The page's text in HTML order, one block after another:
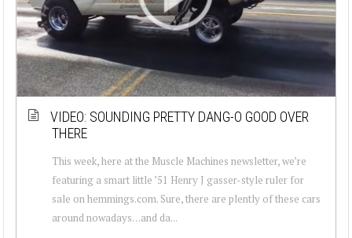
VIDEO: SOUNDING PRETTY DANG-O GOOD OVER
THERE
This week, here at the Muscle Machines newsletter, we’re
featuring a smart little ’51 Henry J gasser-style ruler for
sale on hemmings.com. Sure, there are plently of these cars
around nowadays…and da...